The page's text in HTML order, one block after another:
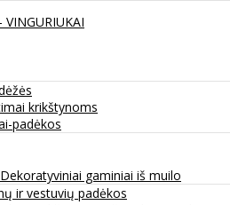
krikštynoms
padėkos
gaminiai iš muilo
ir vestuvių padėkos